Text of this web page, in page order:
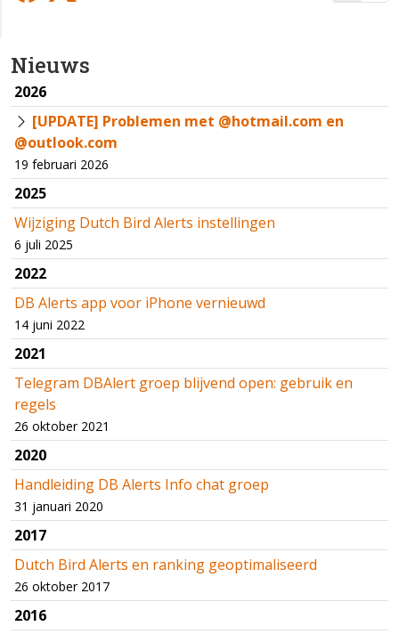
Nieuws
2026
[UPDATE] Problemen met @hotmail.com en
@outlook.com
19 februari 2026
2025
Wijziging Dutch Bird Alerts instellingen
6 juli 2025
2022
DB Alerts app voor iPhone vernieuwd
14 juni 2022
2021
Telegram DBAlert groep blijvend open: gebruik en
regels
26 oktober 2021
2020
Handleiding DB Alerts Info chat groep
31 januari 2020
2017
Dutch Bird Alerts en ranking geoptimaliseerd
26 oktober 2017
2016